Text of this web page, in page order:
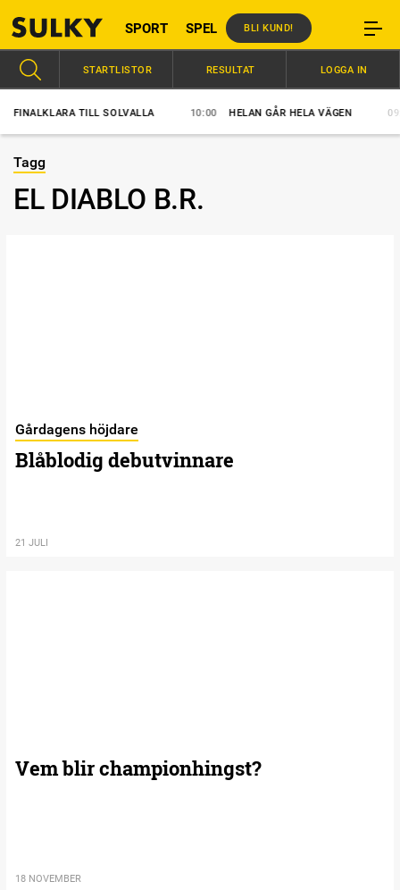
SPORT SPEL BLI KUND!
TILL SOLVALLA 10:00 HELAN GÅR HELA VÄGEN 09:30
STARTLISTOR RESULTAT LOGGA IN
Tagg
EL DIABLO B.R.
Gårdagens höjdare
Blåblodig debutvinnare
21 JULI
Vem blir championhingst?
18 NOVEMBER